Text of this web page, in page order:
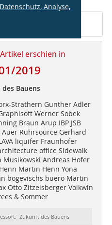
erschien in
2019
Bauens
Strathern Gunther Adler
Werner Sobek
Braun Arup IBP JSB
Auer Ruhrsource Gerhard
liquifer Fraunhofer
office Sidewalk
Musikowski Andreas Hofer
Martin Henn Yona
bogevischs buero Martin
Otto Zitzelsberger Volkwin
& Sommer
Zukunft des Bauens
Analyse,